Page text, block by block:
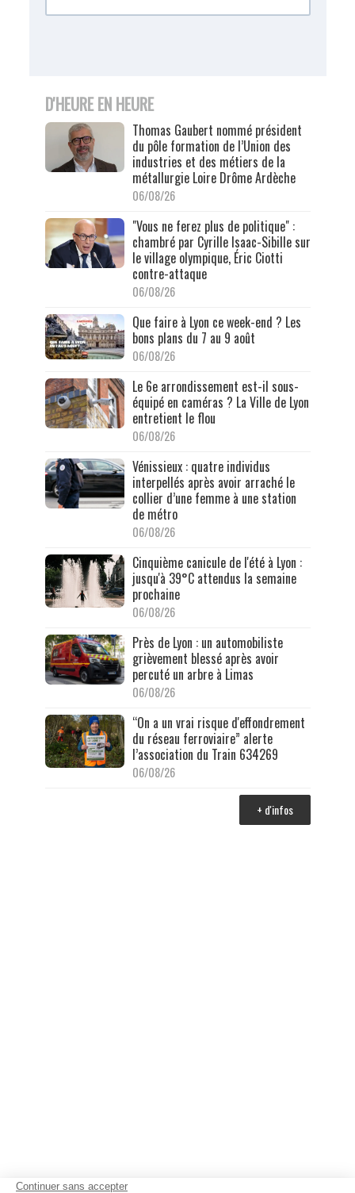
D'HEURE EN HEURE
Thomas Gaubert nommé président
du pôle formation de l’Union des
industries et des métiers de la
métallurgie Loire Drôme Ardèche
06/08/26
"Vous ne ferez plus de politique" :
chambré par Cyrille Isaac-Sibille sur
le village olympique, Éric Ciotti
contre-attaque
06/08/26
Que faire à Lyon ce week-end ? Les
bons plans du 7 au 9 août
06/08/26
Le 6e arrondissement est-il sous-
équipé en caméras ? La Ville de Lyon
entretient le flou
06/08/26
Vénissieux : quatre individus
interpellés après avoir arraché le
collier d’une femme à une station
de métro
06/08/26
Cinquième canicule de l'été à Lyon :
jusqu'à 39°C attendus la semaine
prochaine
06/08/26
Près de Lyon : un automobiliste
grièvement blessé après avoir
percuté un arbre à Limas
06/08/26
“On a un vrai risque d'effondrement
du réseau ferroviaire” alerte
l’association du Train 634269
06/08/26
+ d'infos